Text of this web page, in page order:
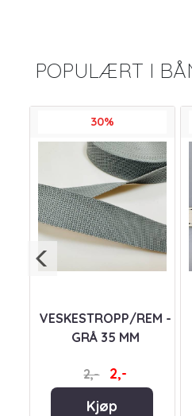
POPULÆRT I
GJORDEBÅND/WEBBING
30%
VESKESTROPP/REM -
GRÅ 35 MM
2,-
2,-
Kjøp